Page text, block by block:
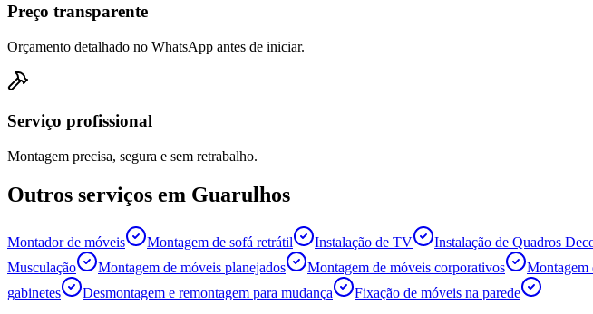
Preço transparente
Orçamento detalhado no WhatsApp antes de iniciar.
Serviço profissional
Montagem precisa, segura e sem retrabalho.
Outros serviços em Guarulhos
Montador de móveis Montagem de sofá retrátil Instalação de TV Instalação de Quadros
Musculação
Montagem de móveis planejados Montagem de móveis corporativos Montagem
gabinetes
Desmontagem e remontagem para mudança Fixação de móveis na parede